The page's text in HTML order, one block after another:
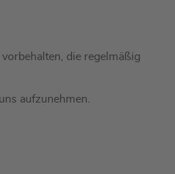
die regelmäßig
aufzunehmen.